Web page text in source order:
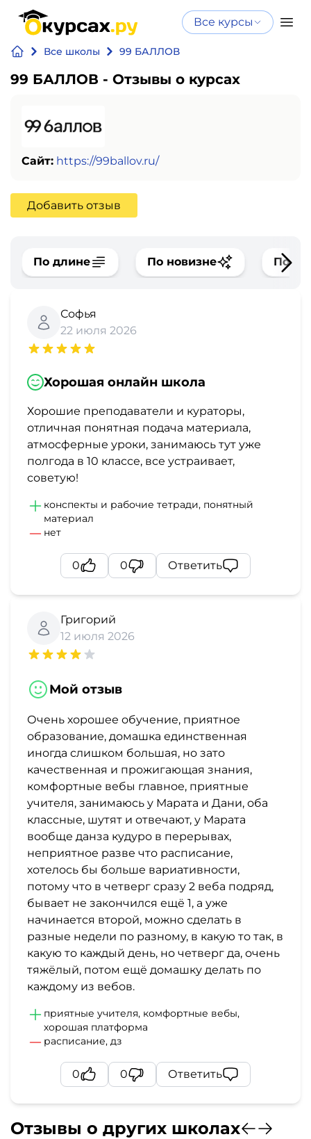
Все курсы
Все школы 99 БАЛЛОВ
99 БАЛЛОВ - Отзывы о курсах
Сайт: https://99ballov.ru/
Добавить отзыв
По длине По новизне По
Софья
22 июля 2026
Хорошая онлайн школа
Хорошие преподаватели и кураторы,
отличная понятная подача материала,
атмосферные уроки, занимаюсь тут уже
полгода в 10 классе, все устраивает,
советую!
конспекты и рабочие тетради, понятный
материал
нет
0 0 Ответить
Григорий
12 июля 2026
Мой отзыв
Очень хорошее обучение, приятное
образование, домашка единственная
иногда слишком большая, но зато
качественная и прожигающая знания,
комфортные вебы главное, приятные
учителя, занимаюсь у Марата и Дани, оба
классные, шутят и отвечают, у Марата
вообще данза кудуро в перерывах,
неприятное разве что расписание,
хотелось бы больше вариативности,
потому что в четверг сразу 2 веба подряд,
бывает не закончился ещё 1, а уже
начинается второй, можно сделать в
разные недели по разному, в какую то так, в
какую то каждый день, но четверг да, очень
тяжёлый, потом ещё домашку делать по
каждому из вебов.
приятные учителя, комфортные вебы,
хорошая платформа
расписание, дз
0 0 Ответить
Отзывы о других школах
Нейросеть
Бизнес
и
Дизайн
Аналитика
фото,
аудио
Маркетинг
Иностранный
язык
Для
детей
Красота,
фитнес
и
саморазвитие
Прочее
Репетиторы
Тесты
на
профориентацию
Курсы по
Бесплатно